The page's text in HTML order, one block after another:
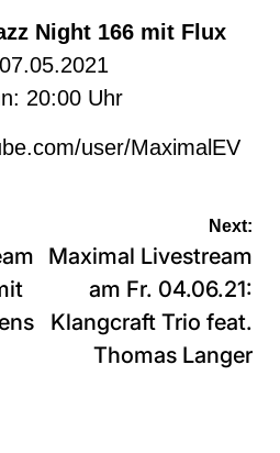
Night 166 mit Flux
20:00 Uhr
user/MaximalEV
Next:
Maximal Livestream
am Fr. 04.06.21:
Klangcraft Trio feat.
Thomas Langer